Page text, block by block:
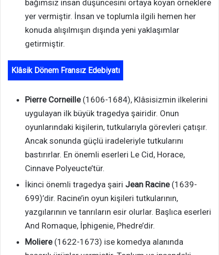
bağımsız insan düşüncesini ortaya koyan örneklere
yer vermiştir. İnsan ve toplumla ilgili hemen her
konuda alışılmışın dışında yeni yaklaşımlar
getirmiştir.
Klâsik Dönem Fransız Edebiyatı
Pierre Corneille(1606-1684), Klâsisizmin ilkelerini
uygulayan ilk büyük tragedya şairidir. Onun
oyunlarındaki kişilerin, tutkularıyla görevleri çatışır.
Ancak sonunda güçlü iradeleriyle tutkularını
bastırırlar. En önemli eserleri Le Cid, Horace,
Cinnave Polyeucte’tür.
İkinci önemli tragedya şairi Jean Racine(1639-
699)’dir. Racine’in oyun kişileri tutkularının,
yazgılarının ve tanrıların esir olurlar. Başlıca eserleri
And Romaque, İphigenie, Phedre’dir.
Moliere(1622-1673) ise komedya alanında